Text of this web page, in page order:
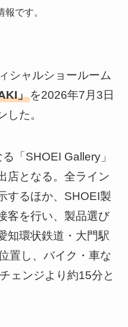
です。
シャルショールーム
」を2026年7月3日
した。
「SHOEI Gallery」
店となる。全ライン
するほか、SHOEI製
客を行い、製品選び
知環状鉄道・大門駅
置し、バイク・車な
ェンジより約15分と